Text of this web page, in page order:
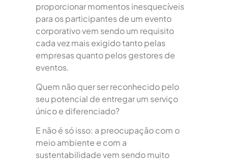
proporcionar momentos inesquecíveis
para os participantes de um evento
corporativo vem sendo um requisito
cada vez mais exigido tanto pelas
empresas quanto pelos gestores de
eventos.
Quem não quer ser reconhecido pelo
seu potencial de entregar um serviço
único e diferenciado?
E não é só isso: a preocupação com o
meio ambiente e com a
sustentabilidade vem sendo muito